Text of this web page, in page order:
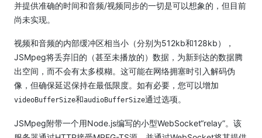
并提供准确的时间和音频/视频同步的一切是可以想象的，但目前
尚未实现。
视频和音频的内部缓冲区相当小（分别为512kb和128kb），
JSMpeg将丢弃旧的（甚至未播放的）数据，为新到达的数据腾
出空间，而不会有太多模糊。 这可能在网络拥塞时引入解码伪
像，但确保延迟保持在最低限度。 如有必要，您可以增加
videoBufferSize和audioBufferSize通过选项。
JSMpeg附带一个用Node.js编写的小型WebSocket“relay”。 该